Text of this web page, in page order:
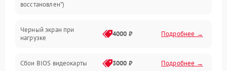
Электропитание
ПО
восстановлен”)
Черный экран при
нагрузке
4000 ₽ Подробнее →
Сбои BIOS видеокарты 3000 ₽ Подробнее →